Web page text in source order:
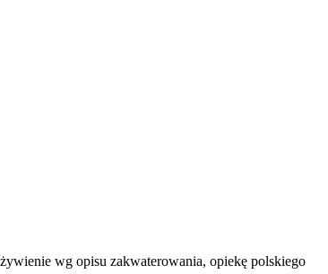
wg opisu zakwaterowania, opiekę polskiego